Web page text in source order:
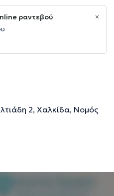
ραντεβού
2, Χαλκίδα, Νομός